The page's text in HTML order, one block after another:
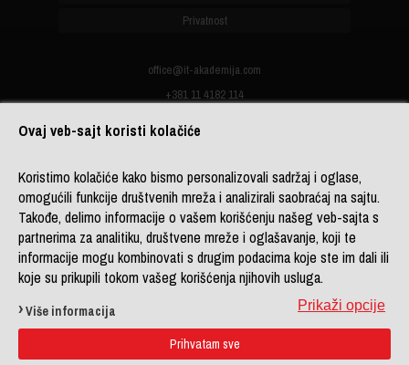
Privatnost
office@it-akademija.com
+381 11 4182 114
Copyright 2026 © ITAcademy,
LINK group Professional
Education. Powered byLINK
CMS
Kontakt
Ovaj veb-sajt koristi kolačiće
Koristimo kolačiće kako bismo personalizovali sadržaj i oglase,
omogućili funkcije društvenih mreža i analizirali saobraćaj na sajtu.
Takođe, delimo informacije o vašem korišćenju našeg veb-sajta s
partnerima za analitiku, društvene mreže i oglašavanje, koji te
informacije mogu kombinovati s drugim podacima koje ste im dali ili
koje su prikupili tokom vašeg korišćenja njihovih usluga.
Prikaži opcije
Više informacija
Prihvatam sve